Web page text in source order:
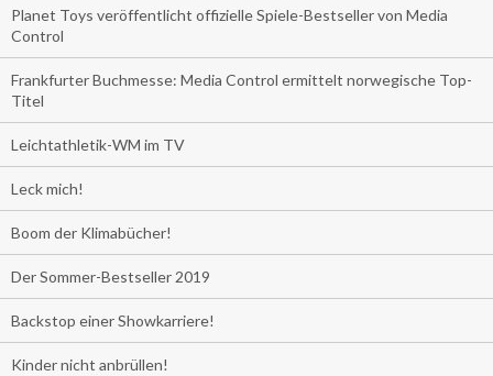
Planet Toys veröffentlicht offizielle Spiele-Bestseller von Media
Control
Frankfurter Buchmesse: Media Control ermittelt norwegische Top-
Titel
Leichtathletik-WM im TV
Leck mich!
Boom der Klimabücher!
Der Sommer-Bestseller 2019
Backstop einer Showkarriere!
Kinder nicht anbrüllen!